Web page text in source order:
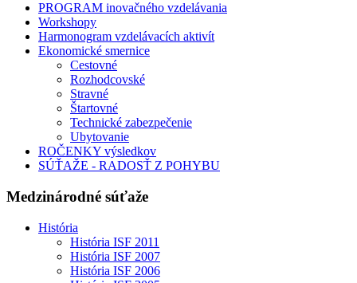
PROGRAM inovačného vzdelávania
Workshopy
Harmonogram vzdelávacích aktivít
Ekonomické smernice
Cestovné
Rozhodcovské
Stravné
Štartovné
Technické zabezpečenie
Ubytovanie
ROČENKY výsledkov
SÚŤAŽE - RADOSŤ Z POHYBU
Medzinárodné súťaže
História
História ISF 2011
História ISF 2007
História ISF 2006